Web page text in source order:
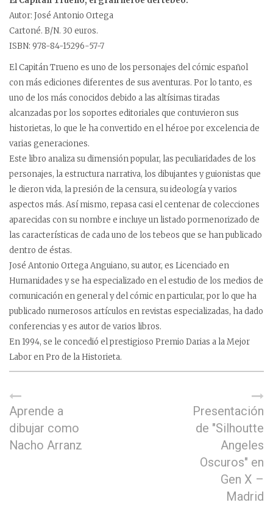
Autor: José Antonio Ortega
Cartoné. B/N. 30 euros.
ISBN: 978-84-15296-57-7
El Capitán Trueno es uno de los personajes del cómic español
con más ediciones diferentes de sus aventuras. Por lo tanto, es
uno de los más conocidos debido a las altísimas tiradas
alcanzadas por los soportes editoriales que contuvieron sus
historietas, lo que le ha convertido en el héroe por excelencia de
varias generaciones.
Este libro analiza su dimensión popular, las peculiaridades de los
personajes, la estructura narrativa, los dibujantes y guionistas que
le dieron vida, la presión de la censura, su ideología y varios
aspectos más. Así mismo, repasa casi el centenar de colecciones
aparecidas con su nombre e incluye un listado pormenorizado de
las características de cada uno de los tebeos que se han publicado
dentro de éstas.
José Antonio Ortega Anguiano, su autor, es Licenciado en
Humanidades y se ha especializado en el estudio de los medios de
comunicación en general y del cómic en particular, por lo que ha
publicado numerosos artículos en revistas especializadas, ha dado
conferencias y es autor de varios libros.
En 1994, se le concedió el prestigioso Premio Darias a la Mejor
Labor en Pro de la Historieta.
Aprende a
dibujar como
Nacho Arranz
Presentación
de "Silhoutte
Angeles
Oscuros" en
Gen X –
Madrid